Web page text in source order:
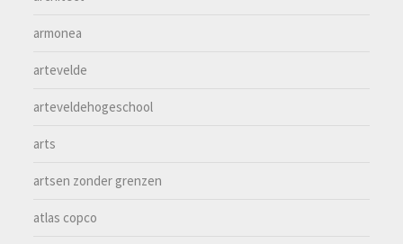
armonea
artevelde
arteveldehogeschool
arts
artsen zonder grenzen
atlas copco